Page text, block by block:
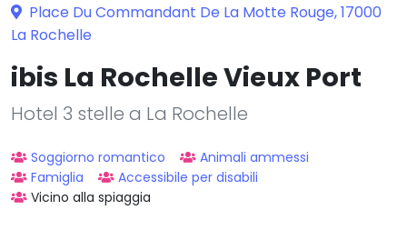
Place Du Commandant De La Motte Rouge, 17000
La Rochelle
ibis La Rochelle Vieux Port
Hotel 3 stelle a La Rochelle
Soggiorno romantico
Animali ammessi
Famiglia
Accessibile per disabili
Vicino alla spiaggia